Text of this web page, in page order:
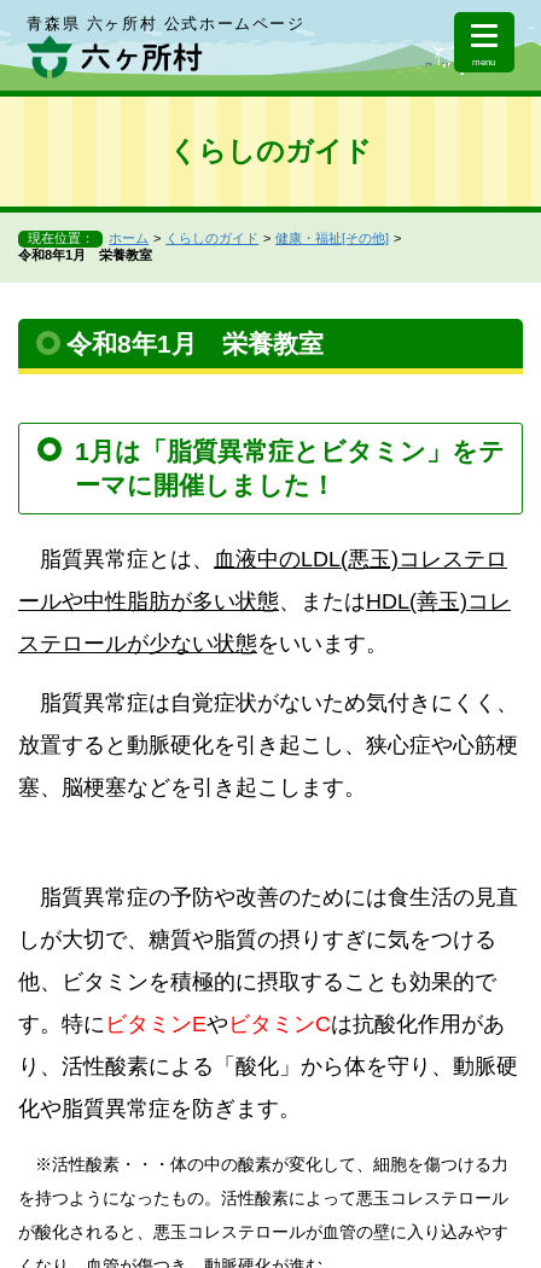
青森県 六ヶ所村 公式ホームページ
menu
くらしのガイド
現在位置： ホーム くらしのガイド
健康・福祉[その他]
令和8年1月 栄養教室
令和8年1月 栄養教室
1月は「脂質異常症とビタミン」をテ
ーマに開催しました！
脂質異常症とは、 血液中のLDL(悪玉)コレステロ
ールや中性脂肪が多い状態、またはHDL(善玉)コレ
ステロールが少ない状態をいいます。
脂質異常症は自覚症状がないため気付きにくく、
放置すると動脈硬化を引き起こし、狭心症や心筋梗
塞、脳梗塞などを引き起こします。
脂質異常症の予防や改善のためには食生活の見直
しが大切で、糖質や脂質の摂りすぎに気をつける
他、ビタミンを積極的に摂取することも効果的で
す。特に ビタミンEや ビタミンCは抗酸化作用があ
り、 活性酸素による「酸化」から体を守り、動脈硬
化や脂質異常症を防ぎます。
※活性酸素・・・体の中の酸素が変化して、細胞を傷つける力
を持つようになったもの。活性酸素によって悪玉コレステロール
が酸化されると、悪玉コレステロールが血管の壁に入り込みやす